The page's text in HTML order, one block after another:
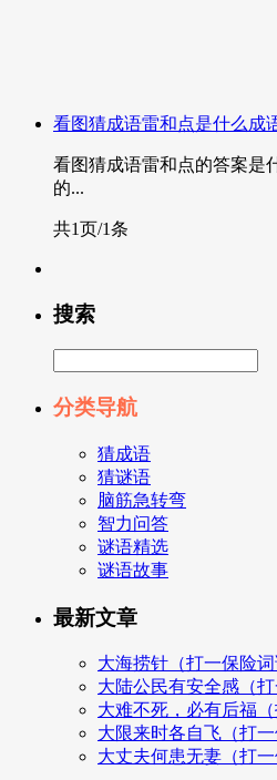
看图猜成语雷和点是什么成
看图猜成语雷和点的答案是
的...
共1页/1条
搜索
分类导航
猜成语
猜谜语
脑筋急转弯
智力问答
谜语精选
谜语故事
最新文章
大海捞针（打一保险
大陆公民有安全感（
大难不死，必有后福
大限来时各自飞（打
大丈夫何患无妻（打